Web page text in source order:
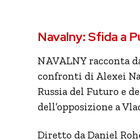
Navalny: Sfida a
NAVALNY racconta
confronti di Alexei
Russia del Futuro e
dell’opposizione a
Diretto da Daniel